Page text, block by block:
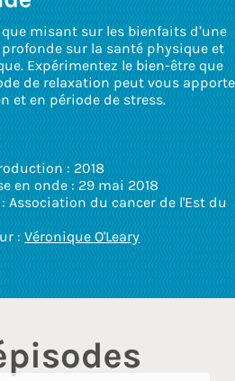
misant sur les bienfaits d’une
sur la santé physique et
Expérimentez le bien-être que
de relaxation peut vous
et en période de stress.
: 2018
en onde : 29 mai 2018
Association du cancer de l'Est du
:Véronique O'Leary